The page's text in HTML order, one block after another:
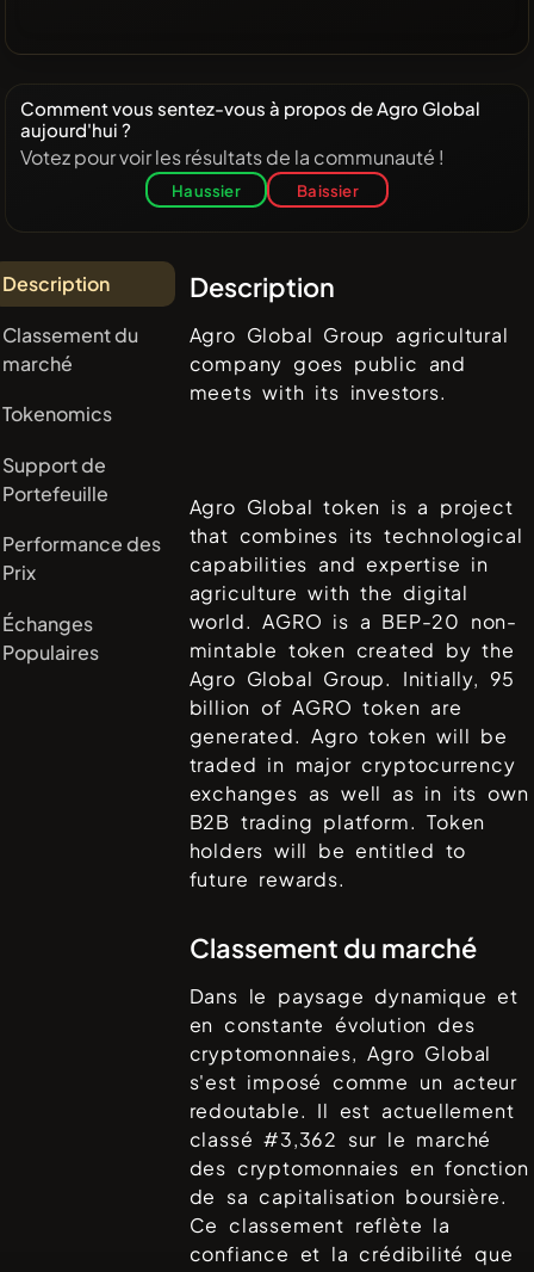
Comment vous sentez-vous à propos de Agro Global
aujourd'hui ?
Votez pour voir les résultats de la communauté !
Haussier Baissier
Description
Classement du
marché
Tokenomics
Support de
Portefeuille
Performance des
Prix
Échanges
Populaires
Description
Agro Global Group agricultural
company goes public and
meets with its investors.
Agro Global token is a project
that combines its technological
capabilities and expertise in
agriculture with the digital
world. AGRO is a BEP-20 non-
mintable token created by the
Agro Global Group. Initially, 95
billion of AGRO token are
generated. Agro token will be
traded in major cryptocurrency
exchanges as well as in its own
B2B trading platform. Token
holders will be entitled to
future rewards.
Classement du marché
Dans le paysage dynamique et
en constante évolution des
cryptomonnaies,Agro Global
s'est imposé comme un acteur
redoutable. Il est actuellement
classé #3,362 sur le marché
des cryptomonnaies en fonction
de sa capitalisation boursière.
Ce classement reflète la
confiance et la crédibilité que